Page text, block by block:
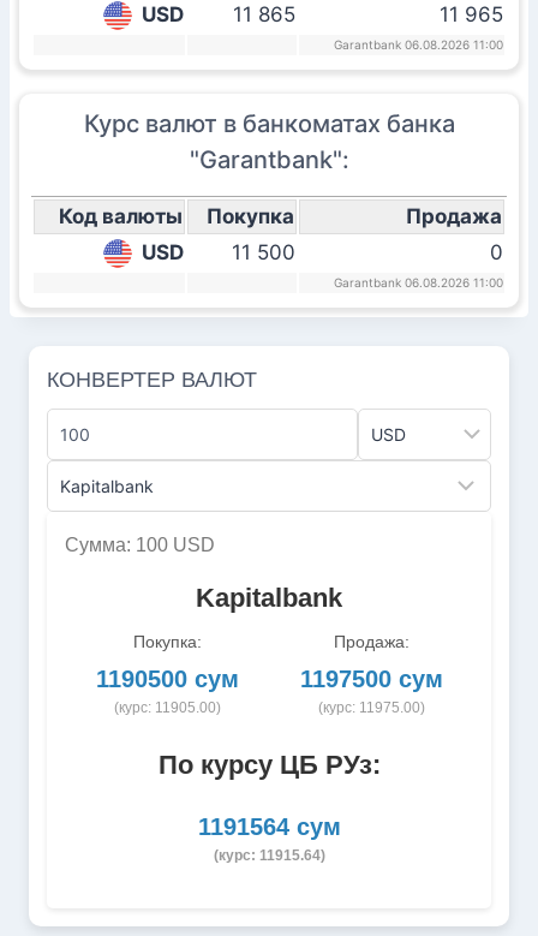
USD
11 865 11 965
Garantbank 06.08.2026 11:00
Курс валют в банкоматах банка
"Garantbank":
Код валюты Покупка
Продажа
USD
11 500 0
Garantbank 06.08.2026 11:00
КОНВЕРТЕР ВАЛЮТ
Сумма: 100 USD
Kapitalbank
Покупка:
1190500 сум
(курс: 11905.00)
Продажа:
1197500 сум
(курс: 11975.00)
По курсу ЦБ РУз:
1191564 сум
(курс: 11915.64)